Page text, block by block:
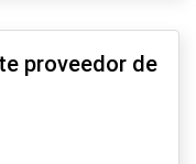
proveedor de